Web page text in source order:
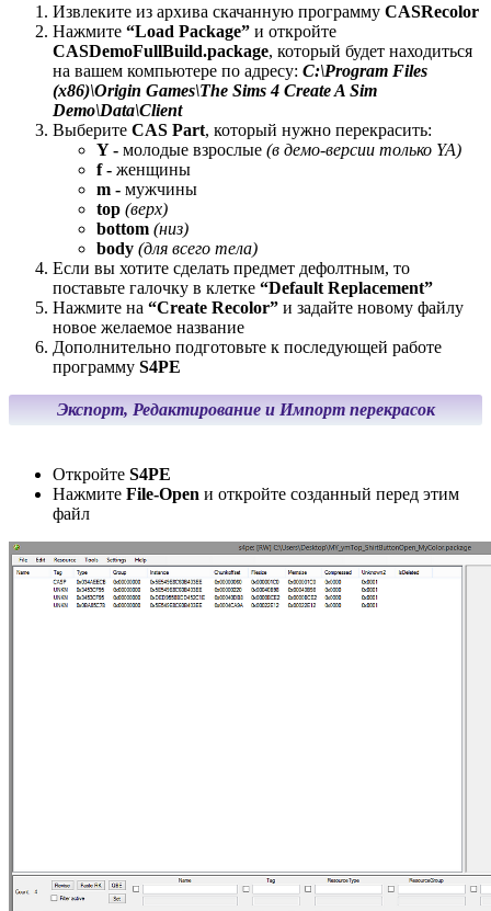
Извлеките из архива скачанную программу CASRecolor
Нажмите “Load Package” и откройте
CASDemoFullBuild.package, который будет находиться
на вашем компьютере по адресу: C:\Program Files
(x86)\Origin Games\The Sims 4 Create A Sim
Demo\Data\Client
Выберите CAS Part, который нужно перекрасить:
Y - молодые взрослые (в демо-версии только YA)
f - женщины
m - мужчины
top (верх)
bottom (низ)
body (для всего тела)
Если вы хотите сделать предмет дефолтным, то
поставьте галочку в клетке “Default Replacement”
Нажмите на “Create Recolor” и задайте новому файлу
новое желаемое название
Дополнительно подготовьте к последующей работе
программу S4PE
Экспорт, Редактирование и Импорт перекрасок
Откройте S4PE
Нажмите File-Open и откройте созданный перед этим
файл